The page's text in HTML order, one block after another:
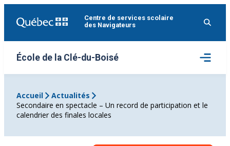
Centre de services scolaire
des Navigateurs
École de la Clé-du-Boisé
Ouvrir
le
menu
Accueil
Actualités
Secondaire en spectacle – Un record de participation et le
calendrier des finales locales